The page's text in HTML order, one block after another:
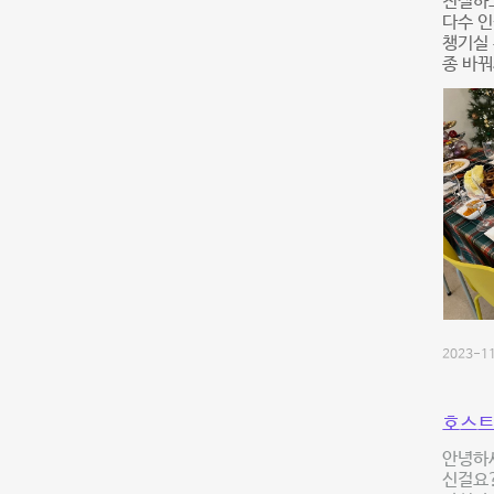
다수
챙기실
종 바
2023-
호스
안녕하
신걸요